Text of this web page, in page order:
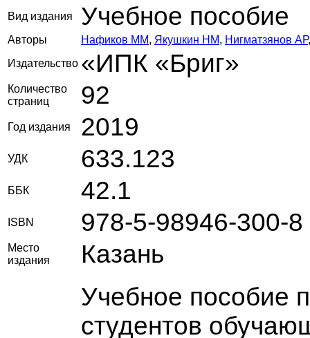
Вид издания Учебное пособие
Авторы Нафиков ММ, Якушкин НМ, Нигматзянов АР
Издательство «ИПК «Бриг»
Количество
страниц
92
Год издания 2019
УДК 633.123
ББК 42.1
ISBN 978-5-98946-300-8
Место
издания
Казань
Учебное пособие
студентов